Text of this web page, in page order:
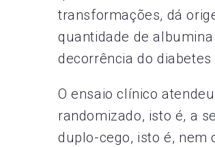
transformações, dá
quantidade de
decorrência do
O ensaio clínico
randomizado, isto é, a
duplo-cego, isto é, nem